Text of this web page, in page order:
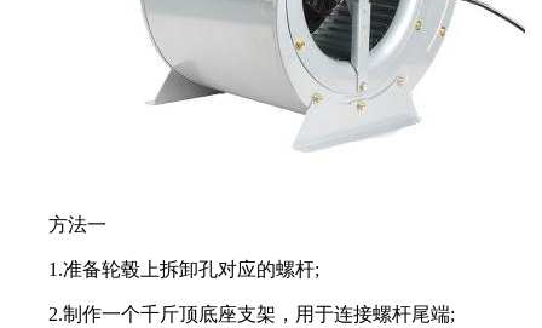
方法一
1.准备轮毂上拆卸孔对应的螺杆;
2.制作一个千斤顶底座支架，用于连接螺杆尾端;